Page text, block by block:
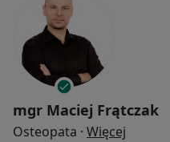
mgr Maciej Frątczak
Osteopata · Więcej